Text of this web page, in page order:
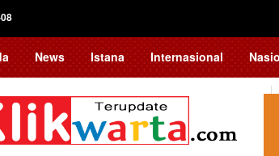
News Istana Internasional